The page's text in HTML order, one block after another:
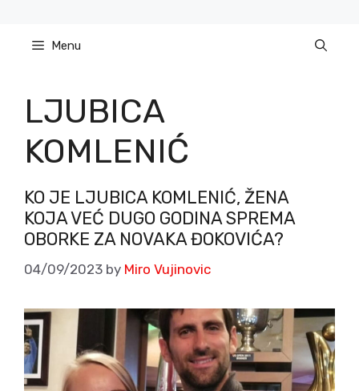
content Menu
LJUBICA
KOMLENIĆ
KO JE LJUBICA KOMLENIĆ, ŽENA
KOJA VEĆ DUGO GODINA SPREMA
OBORKE ZA NOVAKA ĐOKOVIĆA?
04/09/2023 by Miro Vujinovic